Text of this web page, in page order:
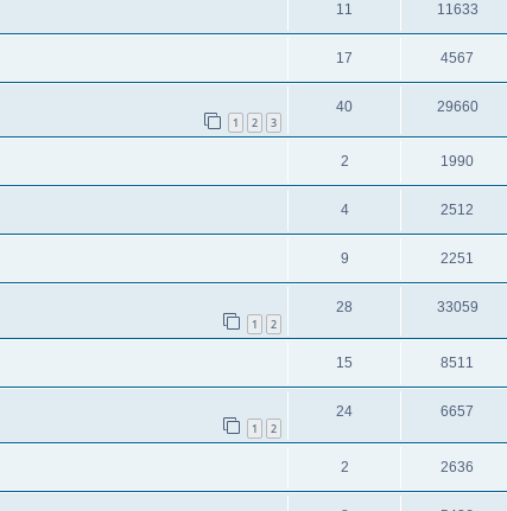
11 11633
17 4567
1 2 3
40 29660
2 1990
4 2512
9 2251
1 2
28 33059
15 8511
1 2
24 6657
2 2636